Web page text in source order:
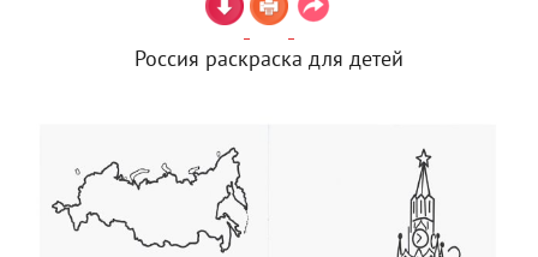
Россия раскраска для детей